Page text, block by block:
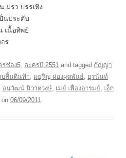
มรว.บรรเทิง
นประดับ
เนื้อทิพย์
ร
รช่อง5, ละครปี 2551 and tagged กัญญา
บสิ้นดินฟ้า, มยุริญ ผ่องผุดพันธ์, ยุรนันท์
อนุวัฒน์ นิวาตวงษ์, เมย์ เฟื่องอารมย์, เอ็ก
on 06/09/2011.